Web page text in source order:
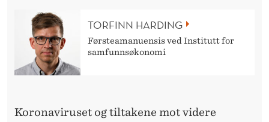
TORFINN HARDING
Førsteamanuensis ved Institutt for
samfunnsøkonomi
Koronaviruset og tiltakene mot videre